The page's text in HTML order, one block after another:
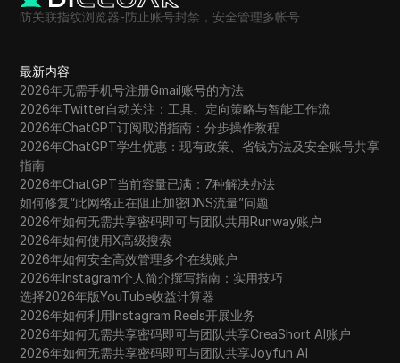
防关联指纹浏览器-防止账号封禁，安全管理多帐号
最新内容
2026年无需手机号注册Gmail账号的方法
2026年Twitter自动关注：工具、定向策略与智能工作流
2026年ChatGPT订阅取消指南：分步操作教程
2026年ChatGPT学生优惠：现有政策、省钱方法及安全账号共享
指南
2026年ChatGPT当前容量已满：7种解决办法
如何修复“此网络正在阻止加密DNS流量”问题
2026年如何无需共享密码即可与团队共用Runway账户
2026年如何使用X高级搜索
2026年如何安全高效管理多个在线账户
2026年Instagram个人简介撰写指南：实用技巧
选择2026年版YouTube收益计算器
2026年如何利用Instagram Reels开展业务
2026年如何无需共享密码即可与团队共享CreaShort AI账户
2026年如何无需共享密码即可与团队共享Joyfun AI